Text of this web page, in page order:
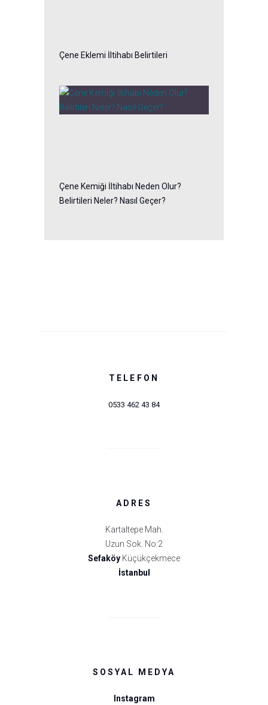
Çene Eklemi İltihabı Belirtileri
Çene Kemiği İltihabı Neden Olur?
Belirtileri Neler? Nasıl Geçer?
TELEFON
0533 462 43 84
ADRES
Kartaltepe Mah.
Uzun Sok. No:2
Sefaköy Küçükçekmece
İstanbul
SOSYAL MEDYA
Instagram